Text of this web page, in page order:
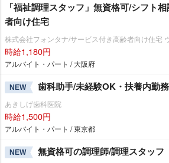
「福祉調理スタッフ」無資格可/シフト
者向け住宅
株式会社フォンタナ/サービス付き高齢者向け住宅
時給1,180円
アルバイト・パート / 大阪府
NEW 歯科助手/未経験OK・扶養内勤
あきしげ歯科医院
時給1,500円
アルバイト・パート / 東京都
NEW 無資格可の調理師/調理スタッフ